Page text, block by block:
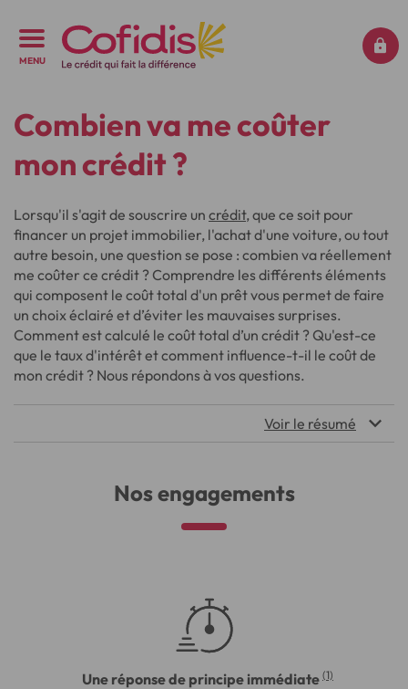
MENU
Combien va me coûter
mon crédit ?
Lorsqu'il s'agit de souscrire un crédit, que ce soit pour
financer un projet immobilier, l'achat d'une voiture, ou tout
autre besoin, une question se pose : combien va réellement
me coûter ce crédit ? Comprendre les différents éléments
qui composent le coût total d'un prêt vous permet de faire
un choix éclairé et d’éviter les mauvaises surprises.
Comment est calculé le coût total d’un crédit ? Qu'est-ce
que le taux d'intérêt et comment influence-t-il le coût de
mon crédit ? Nous répondons à vos questions.
Voir le résumé
Nos engagements
Une réponse de principe immédiate (1)